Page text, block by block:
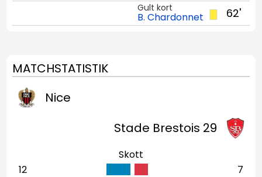
62'
Gult kort
B. Chardonnet
MATCHSTATISTIK
Nice
Stade Brestois 29
Skott
12
7